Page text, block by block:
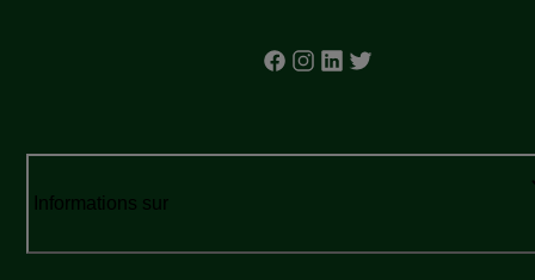
Informations sur